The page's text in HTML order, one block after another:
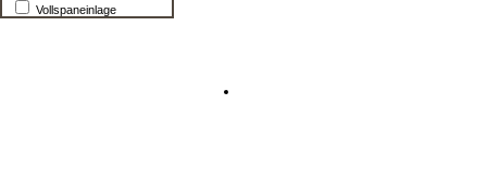
Vollspaneinlage